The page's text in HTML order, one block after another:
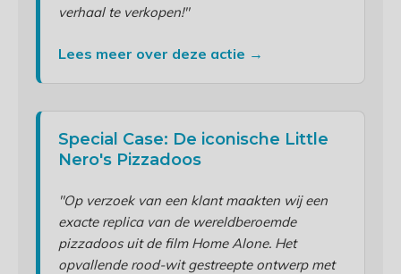
verhaal te verkopen!"
Lees meer over deze actie →
Special Case: De iconische Little
Nero's Pizzadoos
"Op verzoek van een klant maakten wij een
exacte replica van de wereldberoemde
pizzadoos uit de film Home Alone. Het
opvallende rood-wit gestreepte ontwerp met